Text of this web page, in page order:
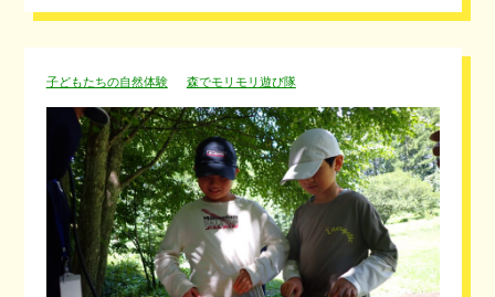
子どもたちの自然体験 森でモリモリ遊び隊